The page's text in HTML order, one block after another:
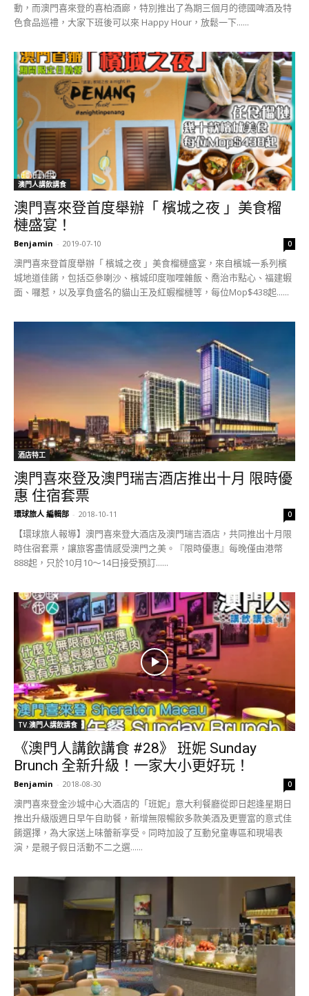
動，而澳門喜來登的喜柏酒廊，特別推出了為期三個月的德國啤酒及特
色食品巡禮，大家下班後可以來 Happy Hour，放鬆一下......
澳門人講飲講食
澳門喜來登首度舉辦「 檳城之夜 」美食榴
槤盛宴！
Benjamin - 2019-07-10 0
澳門喜來登首度舉辦「 檳城之夜 」美食榴槤盛宴，來自檳城一系列檳
城地道佳餚，包括亞參喇沙、檳城印度咖哩雜飯、喬治市點心、福建蝦
面、囉惹，以及享負盛名的貓山王及紅蝦榴槤等，每位Mop$438起......
酒店特工
澳門喜來登及澳門瑞吉酒店推出十月 限時優
惠 住宿套票
環球旅人 編輯部 - 2018-10-11 0
【環球旅人報導】澳門喜來登大酒店及澳門瑞吉酒店，共同推出十月限
時住宿套票，讓旅客盡情感受澳門之美。『限時優惠』每晚僅由港幣
888起，只於10月10～14日接受預訂......
TV.澳門人講飲講食
《澳門人講飲講食 #28》 班妮 Sunday
Brunch 全新升級！一家大小更好玩！
Benjamin - 2018-08-30 0
澳門喜來登金沙城中心大酒店的「班妮」意大利餐廳從即日起逢星期日
推出升級版週日早午自助餐，新增無限暢飲多款美酒及更豐富的意式佳
餚選擇，為大家送上味蕾新享受。同時加設了互動兒童專區和現場表
演，是親子假日活動不二之選......